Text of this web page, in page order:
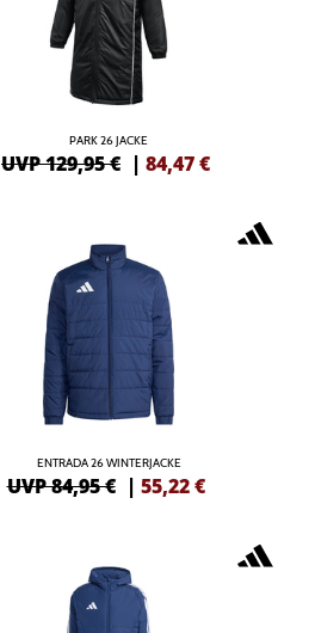
PARK 26 JACKE
UVP 129,95 € | 84,47€
ENTRADA 26 WINTERJACKE
UVP 84,95 € | 55,22 €